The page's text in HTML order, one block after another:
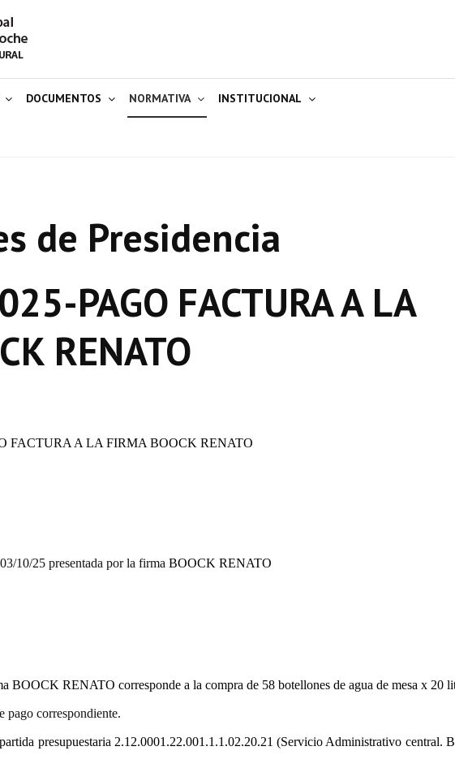
DOCUMENTOS NORMATIVA INSTITUCIONAL
de Presidencia
PAGO FACTURA A LA
RENATO
FACTURA A LA FIRMA BOOCK RENATO
10/25 presentada por la firma BOOCK RENATO
BOOCK RENATO corresponde a la compra de 58 botellones de agua de mesa x 20
pago correspondiente.
presupuestaria 2.12.0001.22.001.1.1.02.20.21 (Servicio Administrativo central.